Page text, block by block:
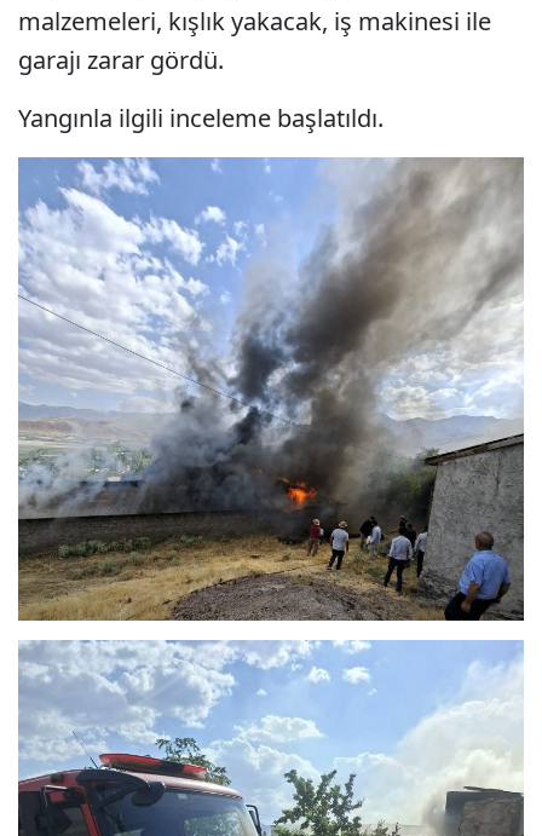
malzemeleri, kışlık yakacak, iş makinesi ile
garajı zarar gördü.
Yangınla ilgili inceleme başlatıldı.